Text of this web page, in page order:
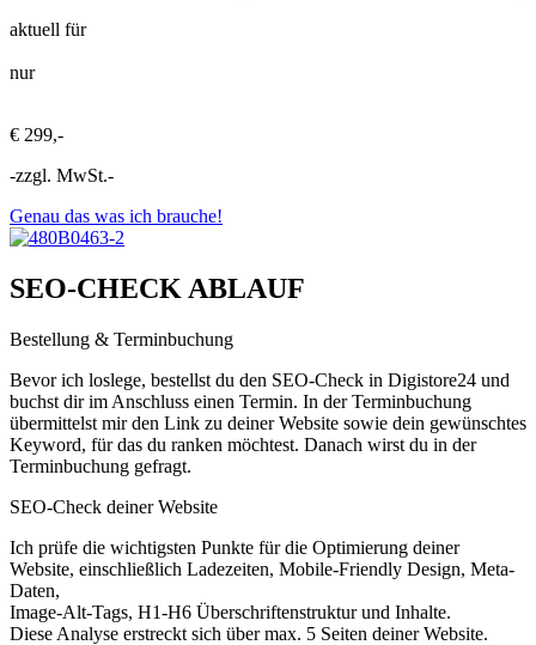
aktuell für
nur
€ 299,-
-zzgl. MwSt.-
Genau das was ich brauche!
SEO-CHECK ABLAUF
Bestellung & Terminbuchung
Bevor ich loslege, bestellst du den SEO-Check in Digistore24 und
buchst dir im Anschluss einen Termin. In der Terminbuchung
übermittelst mir den Link zu deiner Website sowie dein gewünschtes
Keyword, für das du ranken möchtest. Danach wirst du in der
Terminbuchung gefragt.
SEO-Check deiner Website
Ich prüfe die wichtigsten Punkte für die Optimierung deiner
Website, einschließlich Ladezeiten, Mobile-Friendly Design, Meta-
Daten,
Image-Alt-Tags, H1-H6 Überschriftenstruktur und Inhalte.
Diese Analyse erstreckt sich über max. 5 Seiten deiner Website.